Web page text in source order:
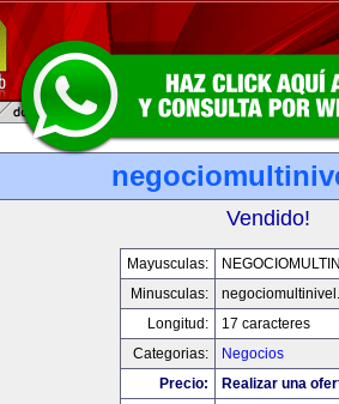
Vendido!
Mayusculas:
Minusculas:
Longitud:
17 caracteres
Categorias:
Negocios
Precio:
Realizar una